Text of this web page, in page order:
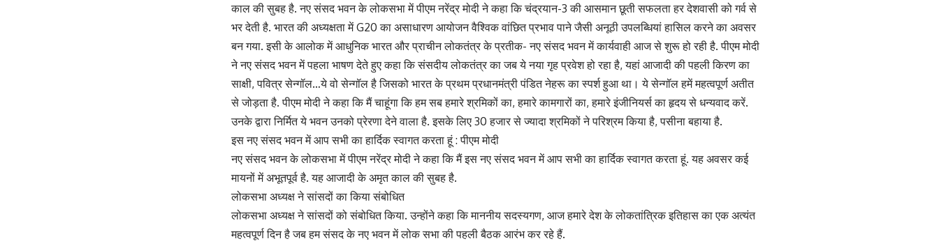
काल की सुबह है. नए संसद भवन के लोकसभा में पीएम नरेंद्र मोदी ने कहा कि चंद्रयान-3 की आसमान छूती सफलता हर देशवासी को गर्व से
भर देती है. भारत की अध्यक्षता में G20 का असाधारण आयोजन वैश्विक वांछित प्रभाव पाने जैसी अनूठी उपलब्धियां हासिल करने का अवसर
बन गया. इसी के आलोक में आधुनिक भारत और प्राचीन लोकतंत्र के प्रतीक- नए संसद भवन में कार्यवाही आज से शुरू हो रही है. पीएम मोदी
ने नए संसद भवन में पहला भाषण देते हुए कहा कि संसदीय लोकतंत्र का जब ये नया गृह प्रवेश हो रहा है, यहां आजादी की पहली किरण का
साक्षी, पवित्र सेन्गॉल…ये वो सेन्गॉल है जिसको भारत के प्रथम प्रधानमंत्री पंडित नेहरू का स्पर्श हुआ था। ये सेन्गॉल हमें महत्वपूर्ण अतीत
से जोड़ता है. पीएम मोदी ने कहा कि मैं चाहूंगा कि हम सब हमारे श्रमिकों का, हमारे कामगारों का, हमारे इंजीनियर्स का हृदय से धन्यवाद करें.
उनके द्वारा निर्मित ये भवन उनको प्रेरणा देने वाला है. इसके लिए 30 हजार से ज्यादा श्रमिकों ने परिश्रम किया है, पसीना बहाया है.
इस नए संसद भवन में आप सभी का हार्दिक स्वागत करता हूं : पीएम मोदी
नए संसद भवन के लोकसभा में पीएम नरेंद्र मोदी ने कहा कि मैं इस नए संसद भवन में आप सभी का हार्दिक स्वागत करता हूं. यह अवसर कई
मायनों में अभूतपूर्व है. यह आजादी के अमृत काल की सुबह है.
लोकसभा अध्यक्ष ने सांसदों का किया संबोधित
लोकसभा अध्यक्ष ने सांसदों को संबोधित किया. उन्होंने कहा कि माननीय सदस्यगण, आज हमारे देश के लोकतांत्रिक इतिहास का एक अत्यंत
महत्वपूर्ण दिन है जब हम संसद के नए भवन में लोक सभा की पहली बैठक आरंभ कर रहे हैं.